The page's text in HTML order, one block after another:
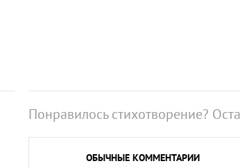
Понравилось стихотворение?
ОБЫЧНЫЕ КОММЕНТАРИИ